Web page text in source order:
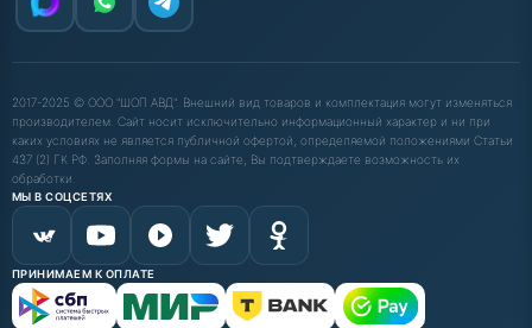
2017-2025 © ООО "ШОП АВД". Внешний вид товаров и комплектация могут изменяться
производителем. Сайт носит исключительно информационный характер и ни при
каких условиях не является публичной офертой, определяемой положениями Статьи
437 (2) ГК РФ. Заполняя формы на сайте, Вы подтверждаете возможность их
обработки.
МЫ В СОЦСЕТЯХ
ПРИНИМАЕМ К ОПЛАТЕ